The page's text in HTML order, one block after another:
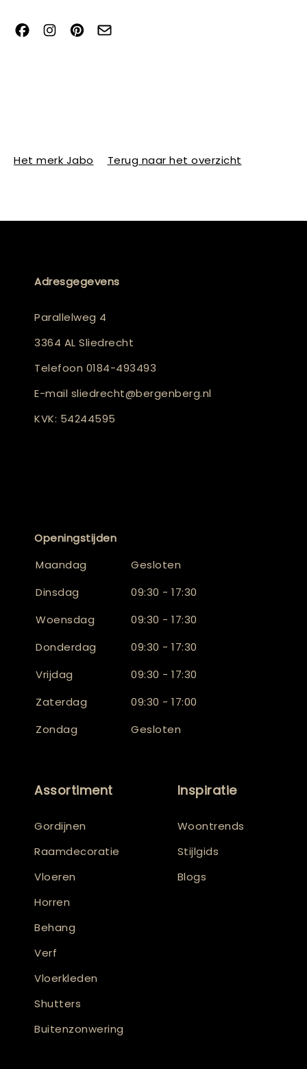
Het merk Jabo Terug naar het overzicht
Adresgegevens
Parallelweg 4
3364 AL Sliedrecht
Telefoon 0184-493493
E-mail sliedrecht@bergenberg.nl
KVK: 54244595
Openingstijden
Maandag
Gesloten
Dinsdag
09:30 - 17:30
Woensdag
09:30 - 17:30
Donderdag
09:30 - 17:30
Vrijdag
09:30 - 17:30
Zaterdag
09:30 - 17:00
Zondag
Gesloten
Assortiment
Gordijnen
Raamdecoratie
Vloeren
Horren
Behang
Verf
Vloerkleden
Shutters
Buitenzonwering
Inspiratie
Woontrends
Stijlgids
Blogs